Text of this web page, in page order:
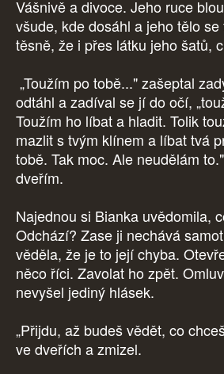
Vášnivě a divoce. Jeho ruce
všude, kde dosáhl a jeho tělo
těsně, že i přes látku jeho šatů,
„Toužím po tobě..." zašeptal
odtáhl a zadíval se jí do očí,
Toužím ho líbat a hladit. Tolik
mazlit s tvým klínem a líbat tvá
tobě. Tak moc. Ale neudělám
dveřím.
Najednou si Bianka uvědomila,
Odchází? Zase ji nechává
věděla, že je to její chyba.
něco říci. Zavolat ho zpět.
nevyšel jediný hlásek.
„Přijdu, až budeš vědět, co
ve dveřích a zmizel.